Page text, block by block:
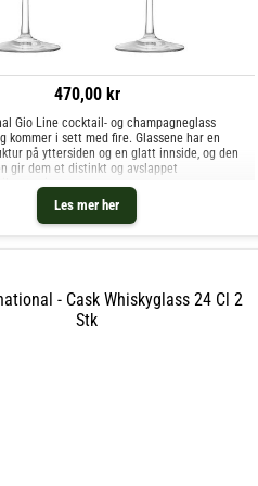
470,00 kr
Les mer her
Gio Line cocktail- og champagneglass
kommer i sett med fire. Glassene har en
på yttersiden og en glatt innside, og den
gir dem et distinkt og avslappet
serveri
- Cask Whiskyglass 24 Cl 2
Stk